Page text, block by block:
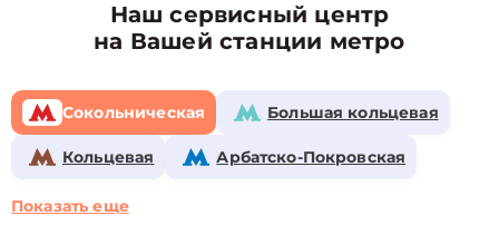
Наш сервисный центр
на Вашей станции метро
Сокольническая Большая кольцевая
Кольцевая Арбатско-Покровская
Показать еще